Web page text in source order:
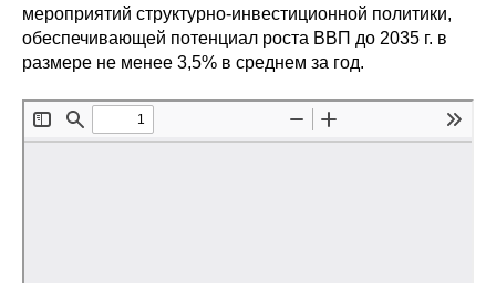
Научные труды
О журнале
Выпуски
мероприятий структурно-инвестиционной политики,
обеспечивающей потенциал роста ВВП до 2035 г. в
размере не менее 3,5% в среднем за год.